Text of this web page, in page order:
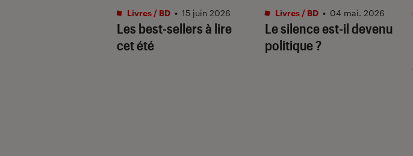
Les best-sellers à lire
cet été
Livres / BD • 15 juin 2026
Le silence est-il devenu
politique ?
Livres / BD • 04 mai. 2026